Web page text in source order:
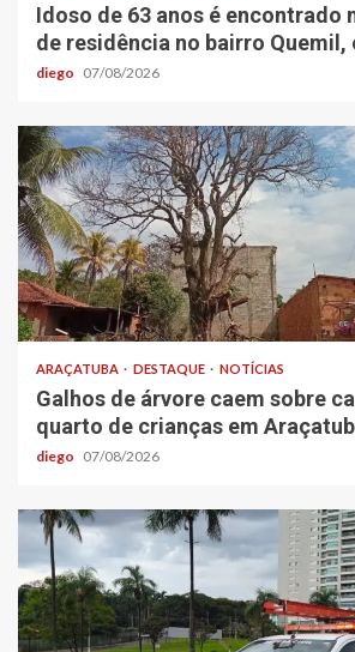
Idoso de 63 anos é encontrado
de residência no bairro Quemil,
diego 07/08/2026
ARAÇATUBA DESTAQUE NOTÍCIAS
Galhos de árvore caem sobre
quarto de crianças em
diego 07/08/2026